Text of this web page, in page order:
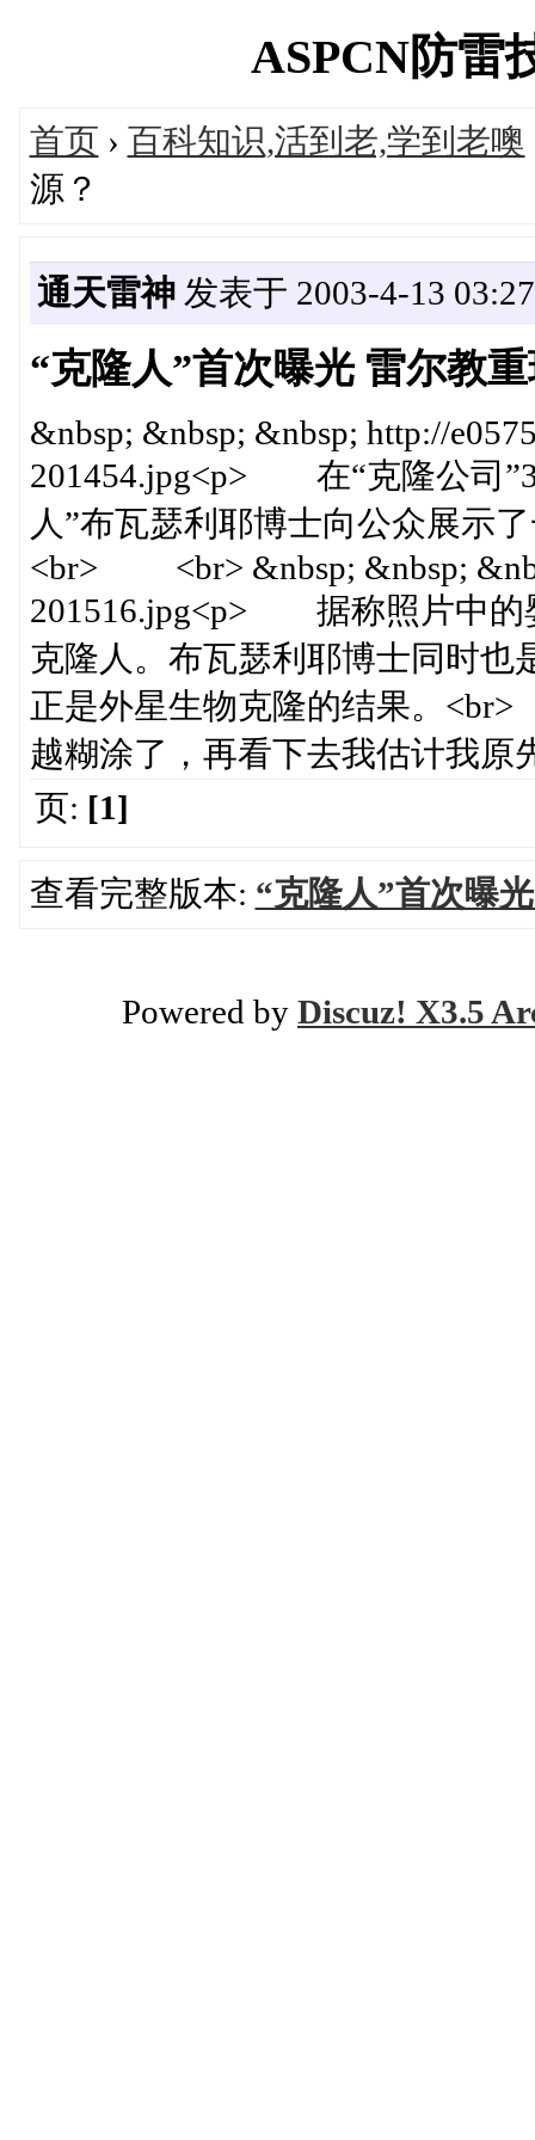
ASPCN防雷
首页 › 百科知识,活到老,学到老噢
源？
通天雷神发表于 2003-4-13
“克隆人”首次曝光 雷尔教
&nbsp; &nbsp; &nbsp; http://
201454.jpg<p> 在“克隆公司”3
人”布瓦瑟利耶博士向公众展示
<br> <br> &nbsp; &nbsp;
201516.jpg<p> 据称照片中的
克隆人。布瓦瑟利耶博士同时也
正是外星生物克隆的结果。
越糊涂了，再看下去我估计我
页: [1]
查看完整版本: “克隆人”首次曝
Powered by Discuz! X3.5